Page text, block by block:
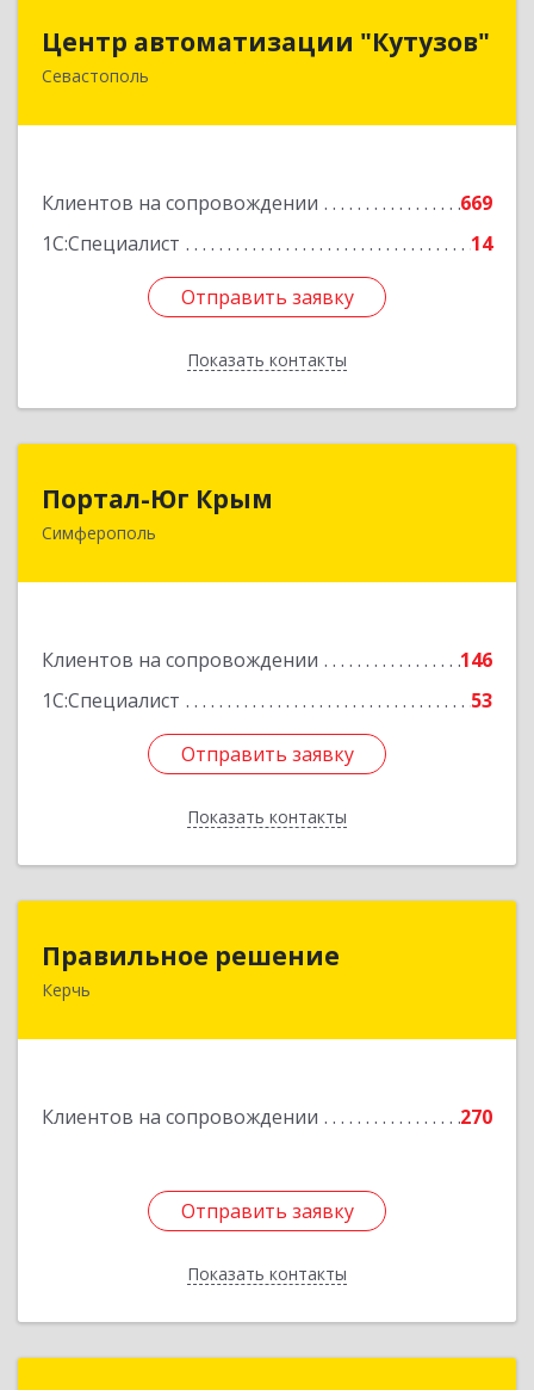
Центр автоматизации "Кутузов"
Севастополь
Клиентов на сопровождении
669
1С:Специалист
14
Отправить заявку
Показать контакты
299011, Севастополь г, Генерала Петрова ул,
Отправить заявку
Назад
Портал-Юг Крым
Симферополь
Клиентов на сопровождении
146
1С:Специалист
53
Отправить заявку
Показать контакты
295015, Крым Респ, Симферополь г, Козлова ул,
Отправить заявку
Назад
Правильное решение
Керчь
Клиентов на сопровождении 270
Отправить заявку
Показать контакты
298330, Крым Респ, Керчь г, Адмиралтейский
Отправить заявку
Назад